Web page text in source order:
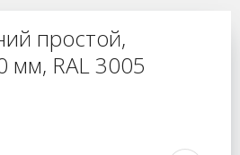
простой,
мм, RAL 3005